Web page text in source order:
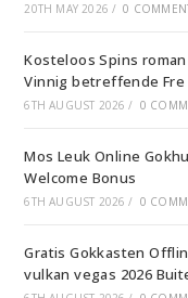
20TH MAY 2026 / 0
Kosteloos Spins
Vinnig betreffende Fre
6TH AUGUST 2026 / 0
Mos Leuk Online
Welcome Bonus
6TH AUGUST 2026 / 0
Gratis Gokkasten
vulkan vegas 2026